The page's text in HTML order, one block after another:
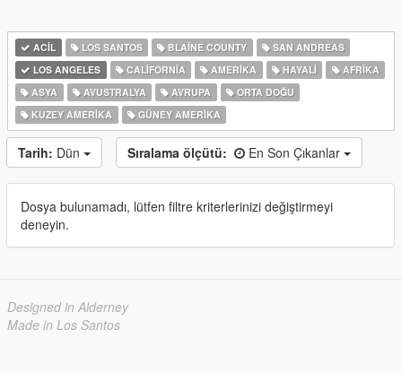
ACIL LOS SANTOS BLAINE COUNTY
SAN ANDREAS
LOS ANGELES
CALIFORNIA AMERIKA HAYALI
AFRIKA
ASYA
AVUSTRALYA AVRUPA
ORTA DOĞU
KUZEY AMERIKA
GÜNEY AMERIKA
Tarih: Dün Sıralama ölçütü: En Son Çıkanlar
Dosya bulunamadı, lütfen filtre kriterlerinizi değiştirmeyi
deneyin.
Designed in Alderney
Made in Los Santos